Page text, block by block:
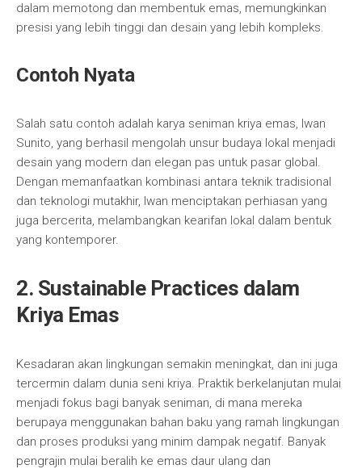
dalam memotong dan membentuk emas, memungkinkan
presisi yang lebih tinggi dan desain yang lebih kompleks.
Contoh Nyata
Salah satu contoh adalah karya seniman kriya emas, Iwan
Sunito, yang berhasil mengolah unsur budaya lokal menjadi
desain yang modern dan elegan pas untuk pasar global.
Dengan memanfaatkan kombinasi antara teknik tradisional
dan teknologi mutakhir, Iwan menciptakan perhiasan yang
juga bercerita, melambangkan kearifan lokal dalam bentuk
yang kontemporer.
2. Sustainable Practices dalam
Kriya Emas
Kesadaran akan lingkungan semakin meningkat, dan ini juga
tercermin dalam dunia seni kriya. Praktik berkelanjutan mulai
menjadi fokus bagi banyak seniman, di mana mereka
berupaya menggunakan bahan baku yang ramah lingkungan
dan proses produksi yang minim dampak negatif. Banyak
pengrajin mulai beralih ke emas daur ulang dan